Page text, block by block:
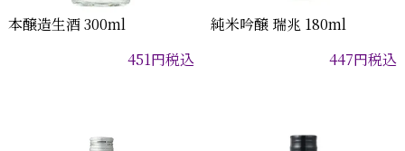
本醸造生酒 300ml
451円税込
純米吟醸 瑞兆 180ml
447円税込